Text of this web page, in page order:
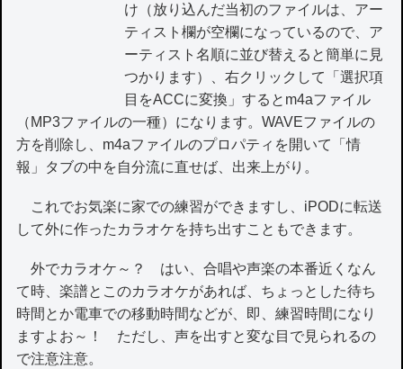
け（放り込んだ当初のファイルは、アー
ティスト欄が空欄になっているので、ア
ーティスト名順に並び替えると簡単に見
つかります）、右クリックして「選択項
目をACCに変換」するとm4aファイル
（MP3ファイルの一種）になります。WAVEファイルの
方を削除し、m4aファイルのプロパティを開いて「情
報」タブの中を自分流に直せば、出来上がり。
これでお気楽に家での練習ができますし、iPODに転送
して外に作ったカラオケを持ち出すこともできます。
外でカラオケ～？ はい、合唱や声楽の本番近くなん
て時、楽譜とこのカラオケがあれば、ちょっとした待ち
時間とか電車での移動時間などが、即、練習時間になり
ますよお～！ ただし、声を出すと変な目で見られるの
で注意注意。